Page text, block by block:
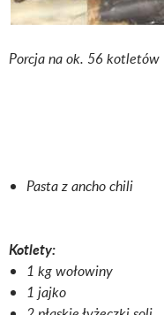
Porcja na ok. 56 kotletów
Pasta z ancho chili
Kotlety:
1 kg wołowiny
1 jajko